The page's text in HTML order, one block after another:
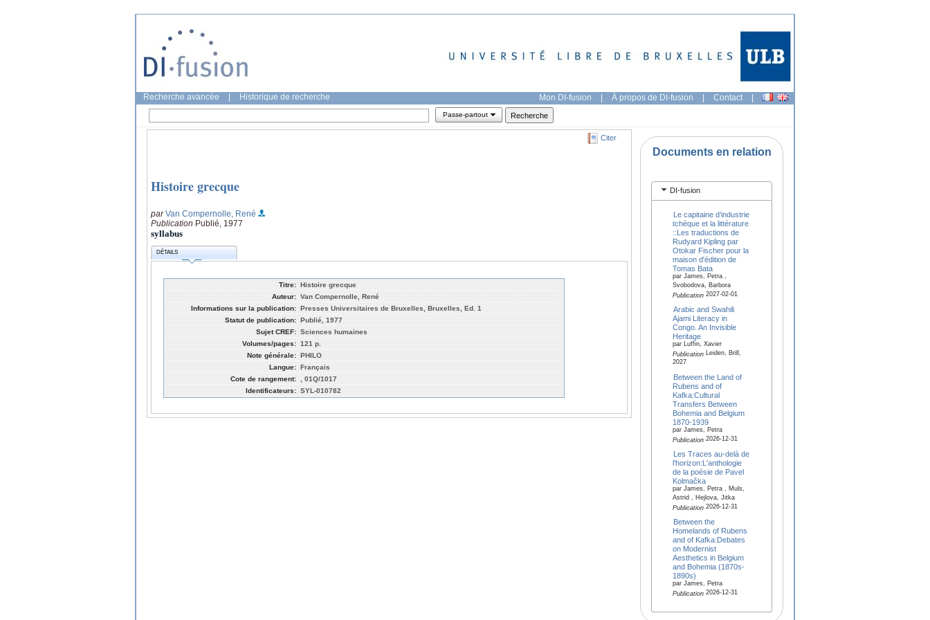
Recherche avancée Historique de recherche Mon DI-fusion | À propos de DI-fusion | Contact |
Passe-partout
Citer
Histoire grecque
parVan Compernolle, René
Publication Publié, 1977
syllabus
DÉTAILS
Titre: Histoire grecque
Auteur: Van Compernolle, René
Informations sur la publication: Presses Universitaires de Bruxelles, Bruxelles, Ed. 1
Statut de publication: Publié, 1977
Sujet CREF: Sciences humaines
Volumes/pages: 121 p.
Note générale: PHILO
Langue: Français
Cote de rangement:
, 01Q/1017
Identificateurs: SYL-010782
Documents en relation
DI-fusion
Le capitaine d’industrie
tchèque et la littérature
::Les traductions de
Rudyard Kipling par
Otokar Fischer pour la
maison d'édition de
Tomas Bata
par James, Petra ,
Svobodova, Barbora
Publication2027-02-01
Arabic and Swahili
Ajami Literacy in
Congo. An Invisible
Heritage
par Luffin, Xavier
PublicationLeiden, Brill,
2027
Between the Land of
Rubens and of
Kafka:Cultural
Transfers Between
Bohemia and Belgium
1870-1939
par James, Petra
Publication2026-12-31
Les Traces au-delà de
l'horizon:L'anthologie
de la poésie de Pavel
Kolmačka
par James, Petra , Muls,
Astrid , Hejlova, Jitka
Publication2026-12-31
Between the
Homelands of Rubens
and of Kafka:Debates
on Modernist
Aesthetics in Belgium
and Bohemia (1870s-
1890s)
par James, Petra
Publication2026-12-31